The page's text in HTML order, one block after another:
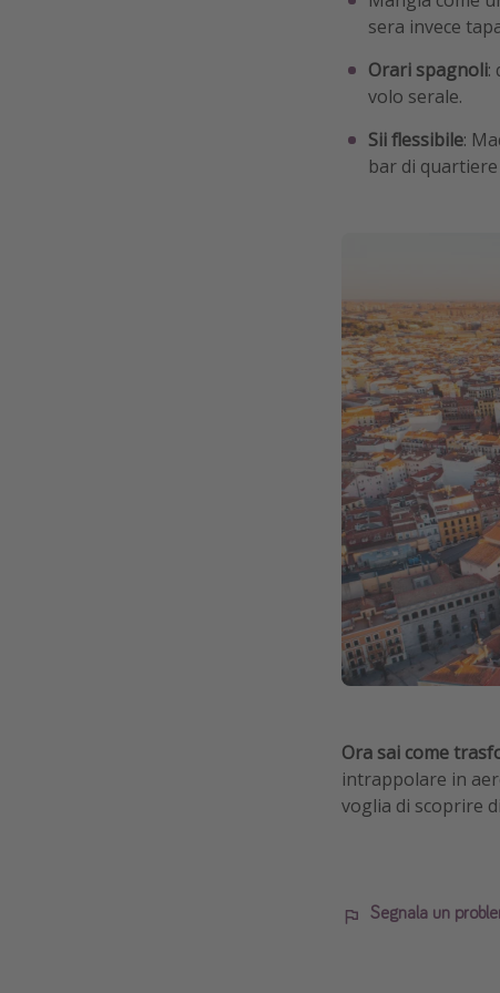
sera invece
Orari spagnoli:
volo serale.
Sii flessibile:
bar di
Ora sai come
intrappolare in
voglia di scoprire
Segnala un